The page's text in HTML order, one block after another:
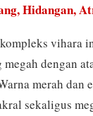
Hidangan,
vihara
megah dengan
merah dan
sekaligus